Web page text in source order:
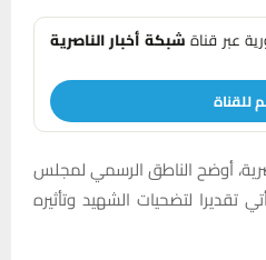
عبر قناةشبكة أخبار الناصرية
للقناة
أوضح الناطق الرسمي لمجلس
لتضحيات الشهيد وتأثيره